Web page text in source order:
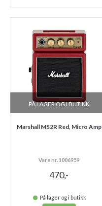
PÅ LAGER OG I BUTIKK
Marshall MS2R Red, Micro Amp
Vare nr. 1006959
470,-
På lager og i butikk